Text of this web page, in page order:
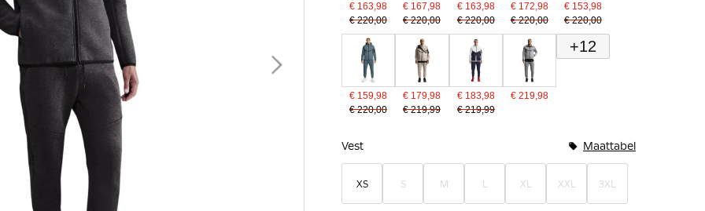
€ 163,98
€ 220,00
€ 167,98
€ 220,00
€ 163,98
€ 220,00
€ 172,98
€ 220,00
€ 153,98
€ 220,00
€ 159,98
€ 220,00
€ 179,98
€ 219,99
€ 183,98
€ 219,99
€ 219,98
+12
Vest Maattabel
XS S M L XL XXL 3XL